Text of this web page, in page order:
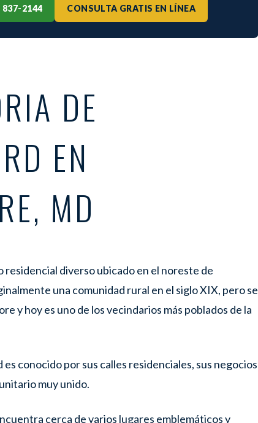
837-2144 CONSULTA GRATIS EN LÍNEA
DE
EN
MD
residencial diverso ubicado en el noreste de
una comunidad rural en el siglo XIX, pero se
y hoy es uno de los vecindarios más poblados de la
conocido por sus calles residenciales, sus negocios
muy unido.
cerca de varios lugares emblemáticos y